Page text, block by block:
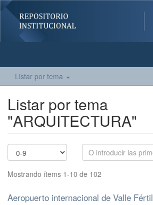
Listar por tema
Listar por tema
"ARQUITECTURA"
Mostrando ítems 1-10 de 102
Aeropuerto internacional de Valle Fértil